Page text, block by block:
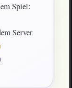
Spiel:
Server